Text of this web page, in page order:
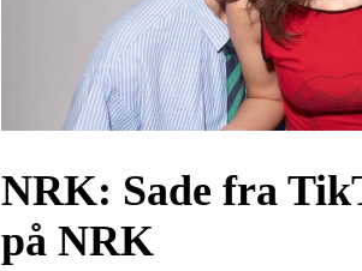
NRK: Sade fra
på NRK